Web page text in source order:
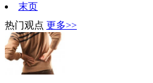
末页
热门观点 更多>>